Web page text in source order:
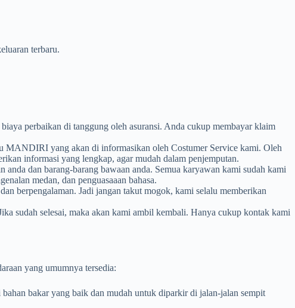
terbaru.
perbaikan di tanggung oleh asuransi. Anda cukup membayar klaim
MANDIRI yang akan di informasikan oleh Costumer Service kami. Oleh
informasi yang lengkap, agar mudah dalam penjemputan.
dan barang-barang bawaan anda. Semua karyawan kami sudah kami
medan, dan penguasaaan bahasa.
berpengalaman. Jadi jangan takut mogok, kami selalu memberikan
sudah selesai, maka akan kami ambil kembali. Hanya cukup kontak kami
yang umumnya tersedia:
bakar yang baik dan mudah untuk diparkir di jalan-jalan sempit